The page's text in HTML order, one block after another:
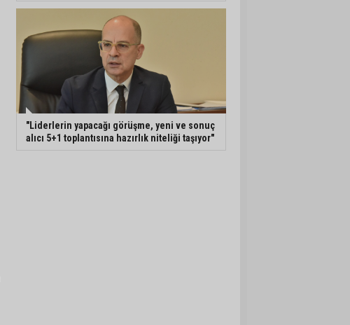
"Liderlerin yapacağı görüşme, yeni ve sonuç
alıcı 5+1 toplantısına hazırlık niteliği taşıyor"